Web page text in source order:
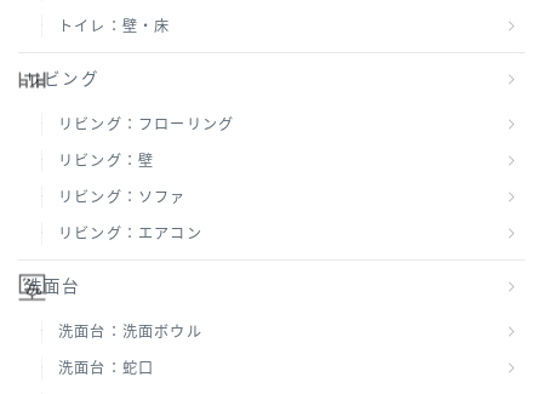
トイレ：壁・床
リビング
リビング：フローリング
リビング：壁
リビング：ソファ
リビング：エアコン
洗面台
洗面台：洗面ボウル
洗面台：蛇口